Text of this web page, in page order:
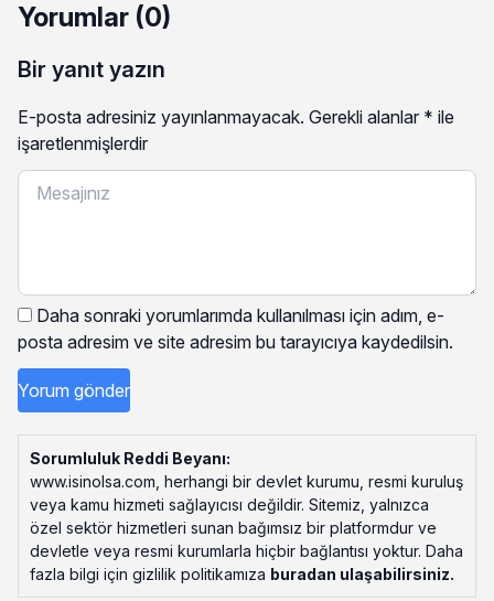
Yorumlar (0)
Bir yanıt yazın
E-posta adresiniz yayınlanmayacak. Gerekli alanlar * ile
işaretlenmişlerdir
Daha sonraki yorumlarımda kullanılması için adım, e-
posta adresim ve site adresim bu tarayıcıya kaydedilsin.
Sorumluluk Reddi Beyanı:
www.isinolsa.com, herhangi bir devlet kurumu, resmi kuruluş
veya kamu hizmeti sağlayıcısı değildir. Sitemiz, yalnızca
özel sektör hizmetleri sunan bağımsız bir platformdur ve
devletle veya resmi kurumlarla hiçbir bağlantısı yoktur. Daha
fazla bilgi için gizlilik politikamıza buradan ulaşabilirsiniz.